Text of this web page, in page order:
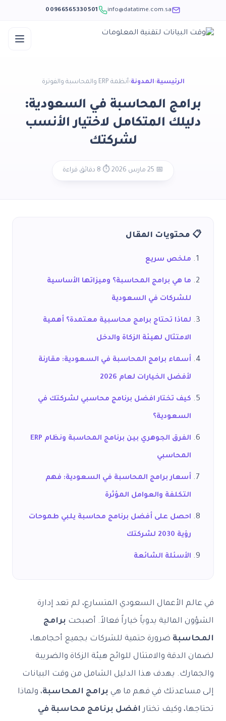
info@datatime.com.sa
00966565330501
الرئيسية›المدونة›أنظمة ERP والمحاسبة والفوترة
برامج المحاسبة في السعودية:
دليلك المتكامل لاختيار الأنسب
لشركتك
📅 25 مارس 2026 ·⏱️ 8 دقائق قراءة
📋 محتويات المقال
ملخص سريع
ما هي برامج المحاسبة؟ وميزاتها الأساسية
للشركات في السعودية
لماذا تحتاج برامج محاسبية معتمدة؟ أهمية
الامتثال لهيئة الزكاة والدخل
أسماء برامج المحاسبة في السعودية: مقارنة
لأفضل الخيارات لعام 2026
كيف تختار افضل برنامج محاسبي لشركتك في
السعودية؟
الفرق الجوهري بين برنامج المحاسبة ونظام ERP
المحاسبي
أسعار برامج المحاسبة في السعودية: فهم
التكلفة والعوامل المؤثرة
احصل على أفضل برنامج محاسبة يلبي طموحات
رؤية 2030 لشركتك
الأسئلة الشائعة
في عالم الأعمال السعودي المتسارع، لم تعد إدارة
الشؤون المالية يدوياً خياراً فعالاً. أصبحت برامج
المحاسبة ضرورة حتمية للشركات بجميع أحجامها،
لضمان الدقة والامتثال للوائح هيئة الزكاة والضريبة
والجمارك. يهدف هذا الدليل الشامل من وقت البيانات
إلى مساعدتك في فهم ما هي برامج المحاسبة، ولماذا
تحتاجها، وكيف تختارافضل برنامج محاسبة في